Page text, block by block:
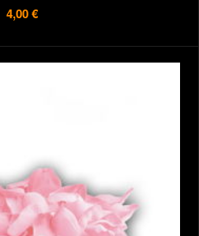
4,00 €